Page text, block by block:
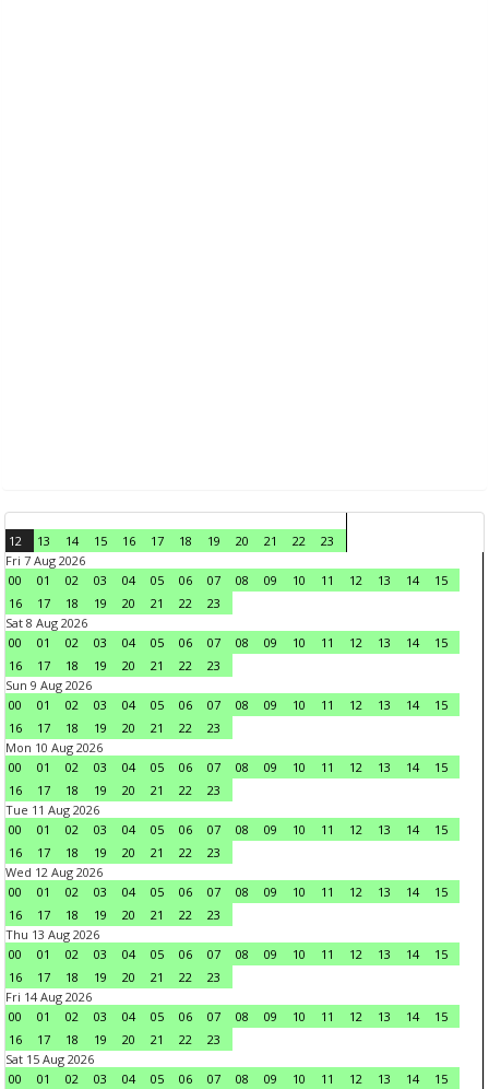
12 13 14 15 16 17 18 19 20 21 22
23
Fri 7 Aug 2026
00
01 02 03 04 05 06 07 08 09 10 11 12 13 14
15
16
17 18 19 20 21 22
23
Sat 8 Aug 2026
00
01 02 03 04 05 06 07 08 09 10 11 12 13 14
15
16
17 18 19 20 21 22
23
Sun 9 Aug 2026
00
01 02 03 04 05 06 07 08 09 10 11 12 13 14
15
16
17 18 19 20 21 22
23
Mon 10 Aug 2026
00
01 02 03 04 05 06 07 08 09 10 11 12 13 14
15
16
17 18 19 20 21 22
23
Tue 11 Aug 2026
00
01 02 03 04 05 06 07 08 09 10 11 12 13 14
15
16
17 18 19 20 21 22
23
Wed 12 Aug 2026
00
01 02 03 04 05 06 07 08 09 10 11 12 13 14
15
16
17 18 19 20 21 22
23
Thu 13 Aug 2026
00
01 02 03 04 05 06 07 08 09 10 11 12 13 14
15
16
17 18 19 20 21 22
23
Fri 14 Aug 2026
00
01 02 03 04 05 06 07 08 09 10 11 12 13 14
15
16
17 18 19 20 21 22
23
Sat 15 Aug 2026
00
01 02 03 04 05 06 07 08 09 10 11 12 13 14 15